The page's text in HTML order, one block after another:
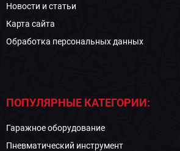
Новости и статьи
Карта сайта
Обработка персональных данных
ПОПУЛЯРНЫЕ КАТЕГОРИИ:
Гаражное оборудование
Пневматический инструмент